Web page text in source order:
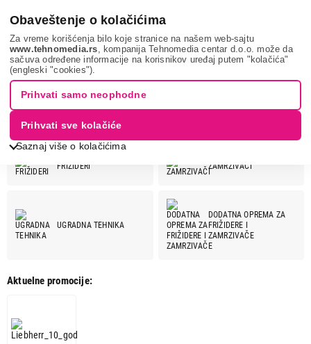
Obaveštenje o kolačićima
Za vreme korišćenja bilo koje stranice na našem web-sajtu
www.tehnomedia.rs , kompanija Tehnomedia centar d.o.o. može da
sačuva određene informacije na korisnikov uređaj putem "kolačića"
(engleski "cookies").
Saznaj više o kolačićima
Prihvati samo neophodne
Prihvati sve kolačiće
LIEBHERR
LIEBHERR
LIEBHERR ponuda:
FRIŽIDERI ZAMRZIVAČI
UGRADNA TEHNIKA
DODATNA OPREMA ZA
FRIŽIDERE I
ZAMRZIVAČE
Aktuelne promocije: